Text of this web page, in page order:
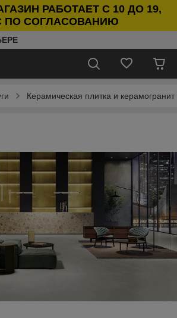
РАБОТАЕТ С 10 ДО 19,
ПО СОГЛАСОВАНИЮ
Керамическая плитка и